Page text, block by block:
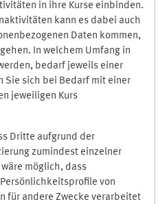
in ihre Kurse einbinden.
kann es dabei auch
Daten kommen,
In welchem Umfang in
bedarf jeweils einer
Sie sich bei Bedarf mit einer
jeweiligen Kurs
Dritte aufgrund der
zumindest einzelner
möglich, dass
von
für andere Zwecke verarbeitet